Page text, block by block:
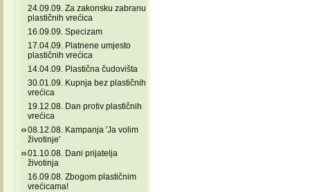
24.09.09. Za zakonsku zabranu
plastičnih vrećica
16.09.09. Specizam
17.04.09. Platnene umjesto
plastičnih vrećica
14.04.09. Plastična čudovišta
30.01.09. Kupnja bez plastičnih
vrećica
19.12.08. Dan protiv plastičnih
vrećica
08.12.08. Kampanja 'Ja volim
životinje'
01.10.08. Dani prijatelja
životinja
16.09.08. Zbogom plastičnim
vrećicama!